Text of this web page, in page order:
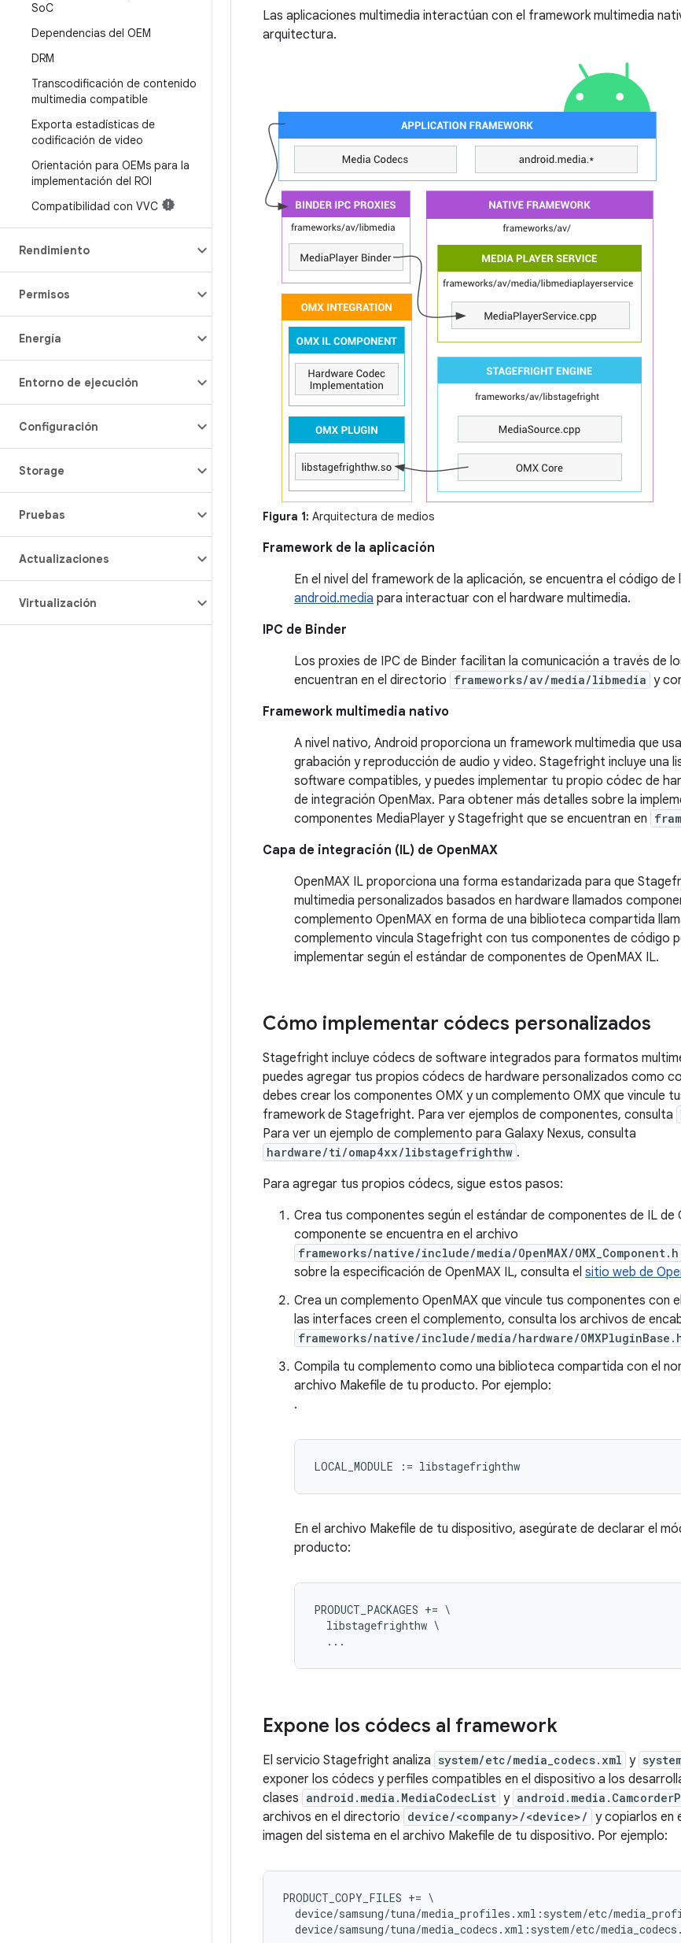
SoC
Dependencias del OEM
DRM
Transcodificación de contenido
multimedia compatible
Exporta estadísticas de
codificación de video
Orientación para OEMs para la
implementación del ROI
Compatibilidad con VVC
Rendimiento
Permisos
Energía
Entorno de ejecución
Configuración
Storage
Pruebas
Actualizaciones
Virtualización
Las aplicaciones multimedia interactúan con el framework multimedia
arquitectura.
Figura 1: Arquitectura de medios
Framework de la aplicación
En el nivel del framework de la aplicación, se encuentra el código de
android.media para interactuar con el hardware multimedia.
IPC de Binder
Los proxies de IPC de Binder facilitan la comunicación a través de
encuentran en el directorio frameworks/av/media/libmedia y
Framework multimedia nativo
A nivel nativo, Android proporciona un framework multimedia que
grabación y reproducción de audio y video. Stagefright incluye una
software compatibles, y puedes implementar tu propio códec de
de integración OpenMax. Para obtener más detalles sobre la
componentes MediaPlayer y Stagefright que se encuentran en
Capa de integración (IL) de OpenMAX
OpenMAX IL proporciona una forma estandarizada para que
multimedia personalizados basados en hardware llamados
complemento OpenMAX en forma de una biblioteca compartida
complemento vincula Stagefright con tus componentes de código
implementar según el estándar de componentes de OpenMAX IL.
Cómo implementar códecs personalizados
Stagefright incluye códecs de software integrados para formatos
puedes agregar tus propios códecs de hardware personalizados como
debes crear los componentes OMX y un complemento OMX que vincule
framework de Stagefright. Para ver ejemplos de componentes, consulta
Para ver un ejemplo de complemento para Galaxy Nexus, consulta
hardware/ti/omap4xx/libstagefrighthw .
Para agregar tus propios códecs, sigue estos pasos:
Crea tus componentes según el estándar de componentes de IL de
componente se encuentra en el archivo
frameworks/native/include/media/OpenMAX/OMX_Component.h
sobre la especificación de OpenMAX IL, consulta el sitio web de
Crea un complemento OpenMAX que vincule tus componentes con
las interfaces creen el complemento, consulta los archivos de
frameworks/native/include/media/hardware/
Compila tu complemento como una biblioteca compartida con el
archivo Makefile de tu producto. Por ejemplo:
.
En el archivo Makefile de tu dispositivo, asegúrate de declarar el
producto:
PRODUCT_PACKAGES += \
  libstagefrighthw \
Expone los códecs al framework
El servicio Stagefright analiza system/etc/media_codecs.xml y
exponer los códecs y perfiles compatibles en el dispositivo a los
clases android.media.MediaCodecList y
archivos en el directorio device/<company>/<device>/ y copiarlos en
imagen del sistema en el archivo Makefile de tu dispositivo. Por ejemplo:
PRODUCT_COPY_FILES += \
device/samsung/tuna/media_profiles.xml:system/etc/